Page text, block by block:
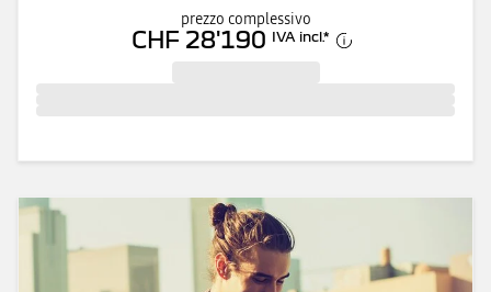
prezzo complessivo
CHF 28'190 IVA incl.*